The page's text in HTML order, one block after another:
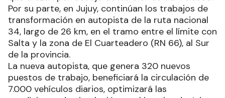
Por su parte, en Jujuy, continúan los trabajos de
transformación en autopista de la ruta nacional
34, largo de 26 km, en el tramo entre el límite con
Salta y la zona de El Cuarteadero (RN 66), al Sur
de la provincia.
La nueva autopista, que genera 320 nuevos
puestos de trabajo, beneficiará la circulación de
7.000 vehículos diarios, optimizará las